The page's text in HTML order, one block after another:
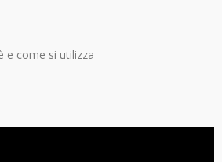
e come si utilizza